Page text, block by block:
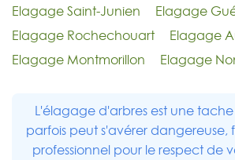
Elagage Saint-Junien
Elagage
Elagage Rochechouart
Elagage
Elagage Montmorillon
Elagage
L'élagage d'arbres est une
parfois peut s'avérer
professionnel pour le respect de